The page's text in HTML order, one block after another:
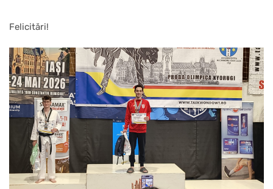
Felicitări!